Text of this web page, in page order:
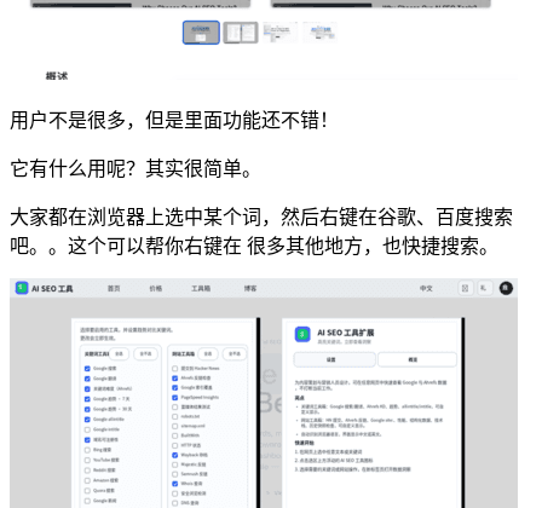
用户不是很多，但是里面功能还不错！
它有什么用呢？其实很简单。
大家都在浏览器上选中某个词，然后右键在谷歌、百度搜索
吧。。这个可以帮你右键在 很多其他地方，也快捷搜索。